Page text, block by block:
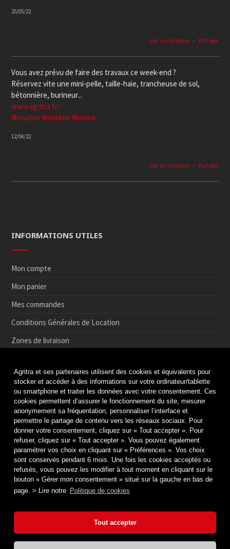
25/05/22
Voir sur facebook · Partager
Vous avez prévu de faire des travaux ce week-end ?
Réservez vite une mini-pelle, taille-haie, trancheuse de sol,
bétonnière, burineur...
www.agritra.fr/
#location #matérie #benne
12/04/22
Voir sur facebook · Partager
INFORMATIONS UTILES
Mon compte
Mon panier
Mes commandes
Conditions Générales de Location
Zones de livraison
Paiement sécurisé
Médiation de la consommation
Protection des données
Politique de cookies
Mentions légales & Crédits
Agritra et ses partenaires utilisent des cookies et équivalents pour
stocker et accéder à des informations sur votre ordinateur/tablette
ou smartphone et traiter les données avec votre consentement. Ces
cookies permettent d’assurer le fonctionnement du site, mesurer
anonymement sa fréquentation, personnaliser l’interface et
permettre le partage de contenu vers les réseaux sociaux. Pour
donner votre consentement, cliquez sur « Tout accepter ». Pour
refuser, cliquez sur « Tout accepter ». Vous pouvez également
paramétrer vos choix en cliquant sur « Préférences ». Vos choix
sont conservés pendant 6 mois. Une fois les cookies acceptés ou
refusés, vous pouvez les modifier à tout moment en cliquant sur le
bouton « Gérer mon consentement » situé sur la gauche en bas de
page. > Lire notre Politique de cookies
Tout accepter